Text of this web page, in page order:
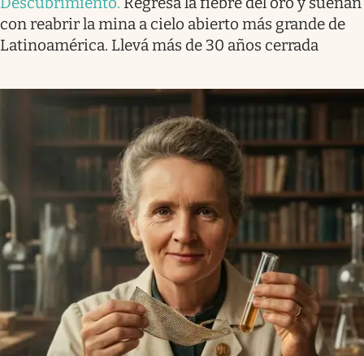
con reabrir la mina a cielo abierto más grande de
Latinoamérica. Llevá más de 30 años cerrada